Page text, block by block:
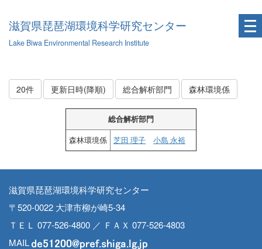
滋賀県琵琶湖環境科学研究センター
Lake Biwa Environmental Research Institute
20件 更新日時(降順) 総合解析部門 森林環境係
総合解析部門
森林環境係
芝田 理子 小島 永裕
滋賀県琵琶湖環境科学研究センター
〒520-0022 大津市柳が崎5-34
ＴＥＬ 077-526-4800 ／ ＦＡＸ 077-526-4803
MAIL